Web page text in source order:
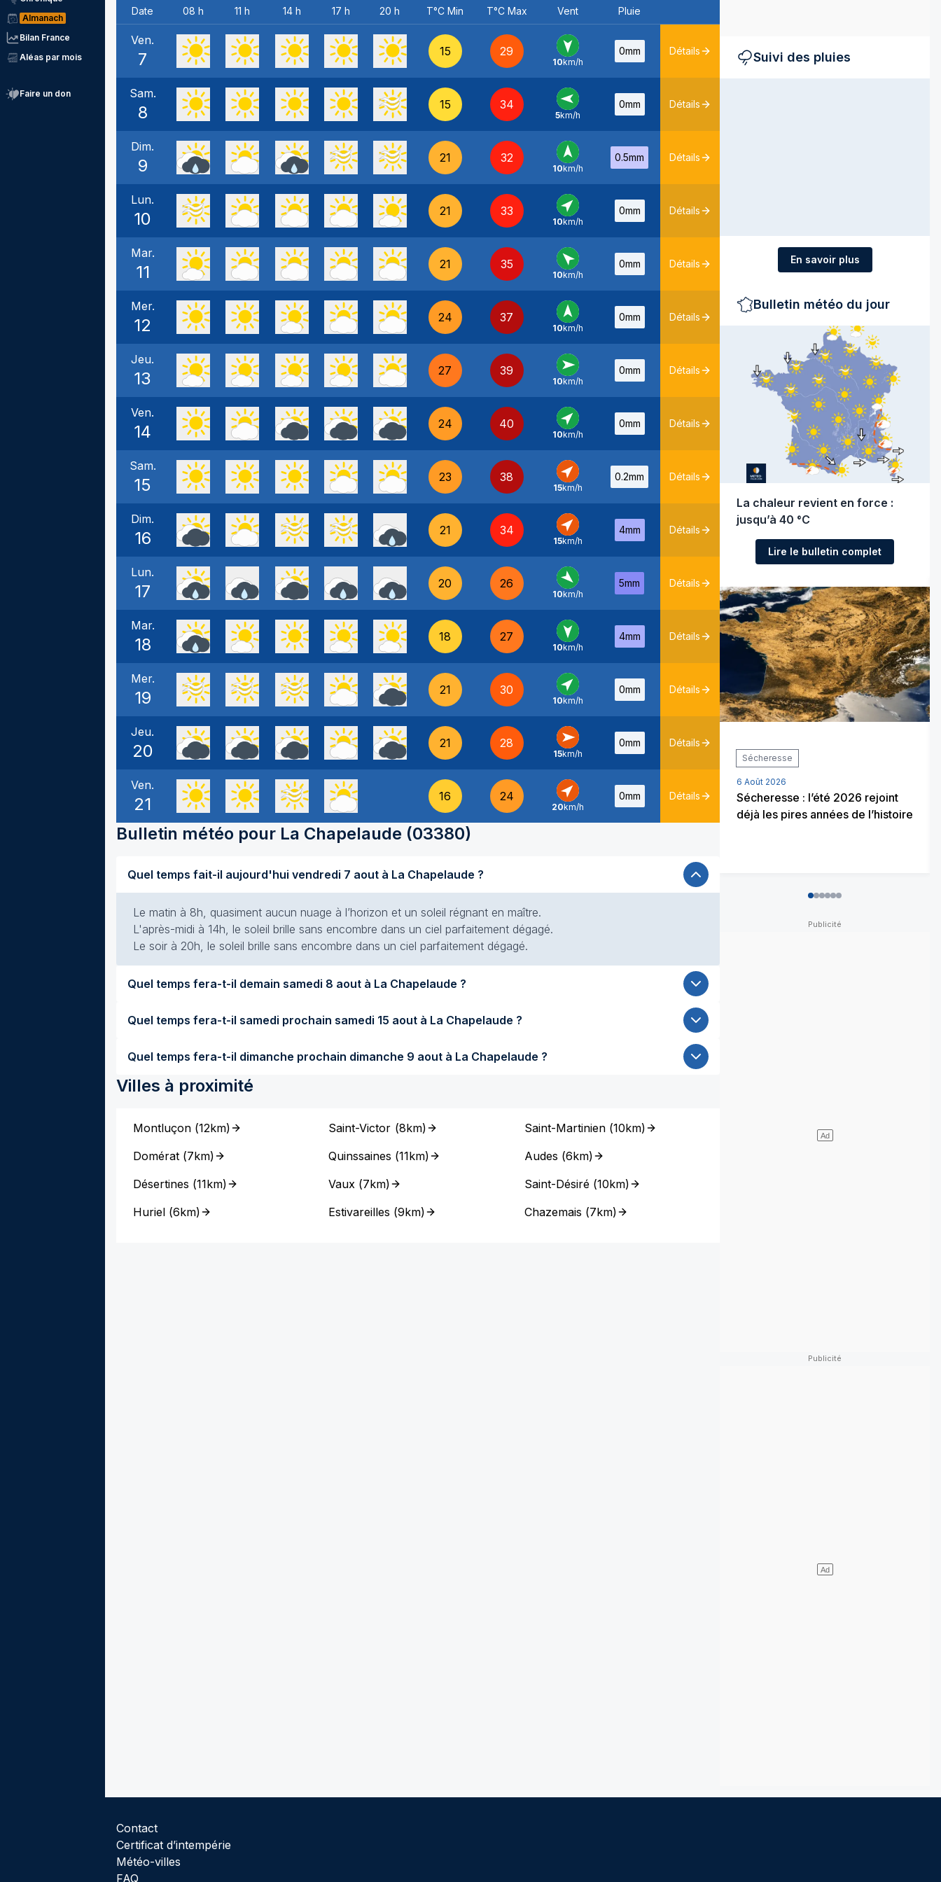
Almanach
Bilan France
Aléas par mois
Faire un don
Date 08 h 11 h 14 h 17 h 20 h T°C Min T°C Max Vent Pluie
Ven.
7 15 29
N -
10km/h
0mm Détails
Sam.
8 15 34
E -
5km/h
0mm Détails
Dim.
9 21 32
S -
10km/h
0.5mm Détails
Lun.
10 21 33
SO -
10km/h
0mm Détails
Mar.
11 21 35
SE -
10km/h
0mm Détails
Mer.
12 24 37
S -
10km/h
0mm Détails
Jeu.
13 27 39
O -
10km/h
0mm Détails
Ven.
14 24 40
SO -
10km/h
0mm Détails
Sam.
15 23 38
SO -
15km/h
0.2mm Détails
Dim.
16 21 34
SO -
15km/h
4mm Détails
Lun.
17 20 26
NO -
10km/h
5mm Détails
Mar.
18 18 27
N -
10km/h
4mm Détails
Mer.
19 21 30
SO -
10km/h
0mm Détails
Jeu.
20 21 28
O -
15km/h
0mm Détails
Ven.
21 16 24
SO -
20km/h
0mm Détails
Bulletin météo pour La Chapelaude (03380)
Quel temps fait-il aujourd'hui vendredi 7 aout à La Chapelaude ?
Le matin à 8h, quasiment aucun nuage à l’horizon et un soleil régnant en maître.
L'après-midi à 14h, le soleil brille sans encombre dans un ciel parfaitement dégagé.
Le soir à 20h, le soleil brille sans encombre dans un ciel parfaitement dégagé.
Quel temps fera-t-il demain samedi 8 aout à La Chapelaude ?
Quel temps fera-t-il samedi prochain samedi 15 aout à La Chapelaude ?
Quel temps fera-t-il dimanche prochain dimanche 9 aout à La Chapelaude ?
Villes à proximité
Montluçon (12km)
Domérat (7km)
Désertines (11km)
Huriel (6km)
Saint-Victor (8km)
Quinssaines (11km)
Vaux (7km)
Estivareilles (9km)
Saint-Martinien(10km)
Audes (6km)
Saint-Désiré(10km)
Chazemais (7km)
Suivi des pluies
En savoir plus
Bulletin météo du jour
La chaleur revient en force :
jusqu’à 40 °C
Lire le bulletin complet
Sécheresse
6 Août 2026
Sécheresse : l’été 2026 rejoint
déjà les pires années de l’histoire
Contact
Certificat d’intempérie
Météo-villes
FAQ